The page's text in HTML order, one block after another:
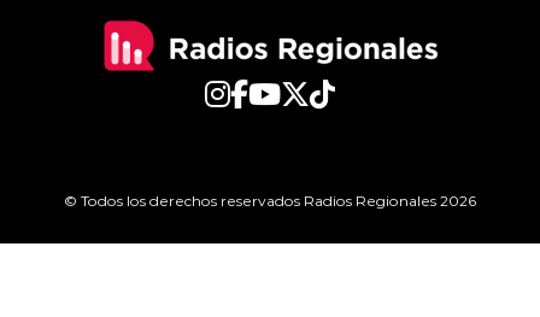
© Todos los derechos reservados Radios Regionales 2026